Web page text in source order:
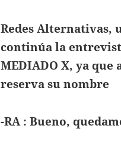
Redes Alternativas,
continúa la
MEDIADO X, ya
reserva su nombre
-RA : Bueno,